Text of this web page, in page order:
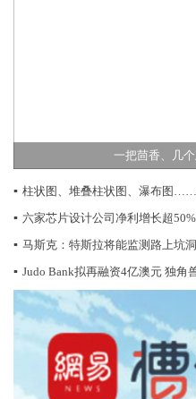
一把茴香、几
▪ 柱状图、堆叠柱状图、瀑布图
▪ 六家芯片设计公司净利增长超
▪ 马斯克：特斯拉将能监测路上坑
▪ Judo Bank拟再融资4亿澳元 独角